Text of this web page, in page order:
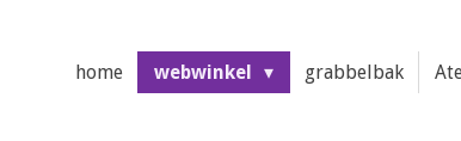
home webwinkel grabbelbak